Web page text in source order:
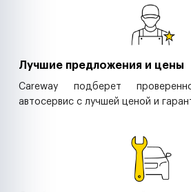
Лучшие предложения и цены
Careway подберет
автосервис с лучшей ценой и